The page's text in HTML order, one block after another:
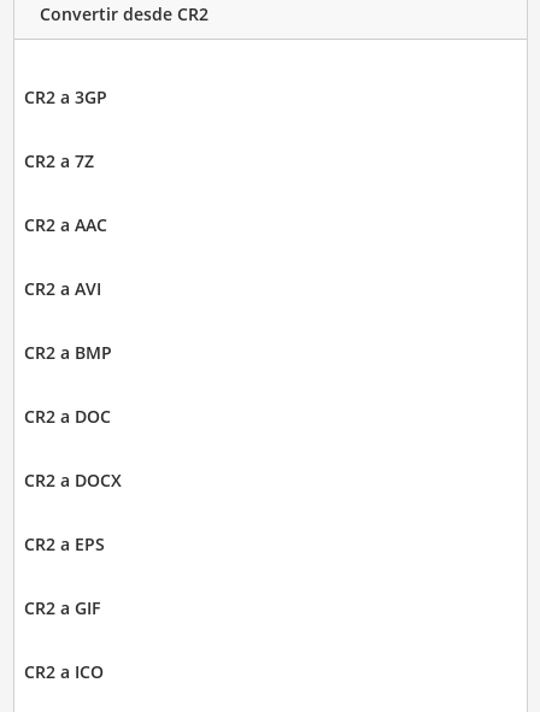
Convertir desde CR2
CR2 a 3GP
CR2 a 7Z
CR2 a AAC
CR2 a AVI
CR2 a BMP
CR2 a DOC
CR2 a DOCX
CR2 a EPS
CR2 a GIF
CR2 a ICO